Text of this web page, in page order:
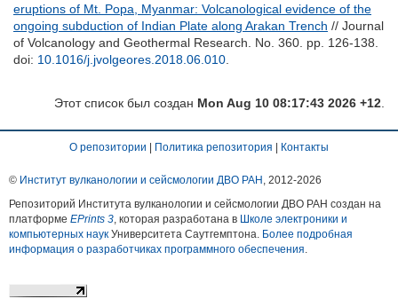
eruptions of Mt. Popa, Myanmar: Volcanological evidence of the
ongoing subduction of Indian Plate along Arakan Trench // Journal
of Volcanology and Geothermal Research. No. 360. pp. 126-138.
doi: 10.1016/j.jvolgeores.2018.06.010
Этот список был создан Mon Aug 10 08:17:43 2026 +12
О репозитории Политика репозитория Контакты
© Институт вулканологии и сейсмологии ДВО РАН , 2012-2026
Репозиторий Института вулканологии и сейсмологии ДВО РАН создан на
платформе EPrints 3, которая разработана в Школе электроники и
компьютерных наук Университета Саутгемптона. Более подробная
информация о разработчиках программного обеспечения.